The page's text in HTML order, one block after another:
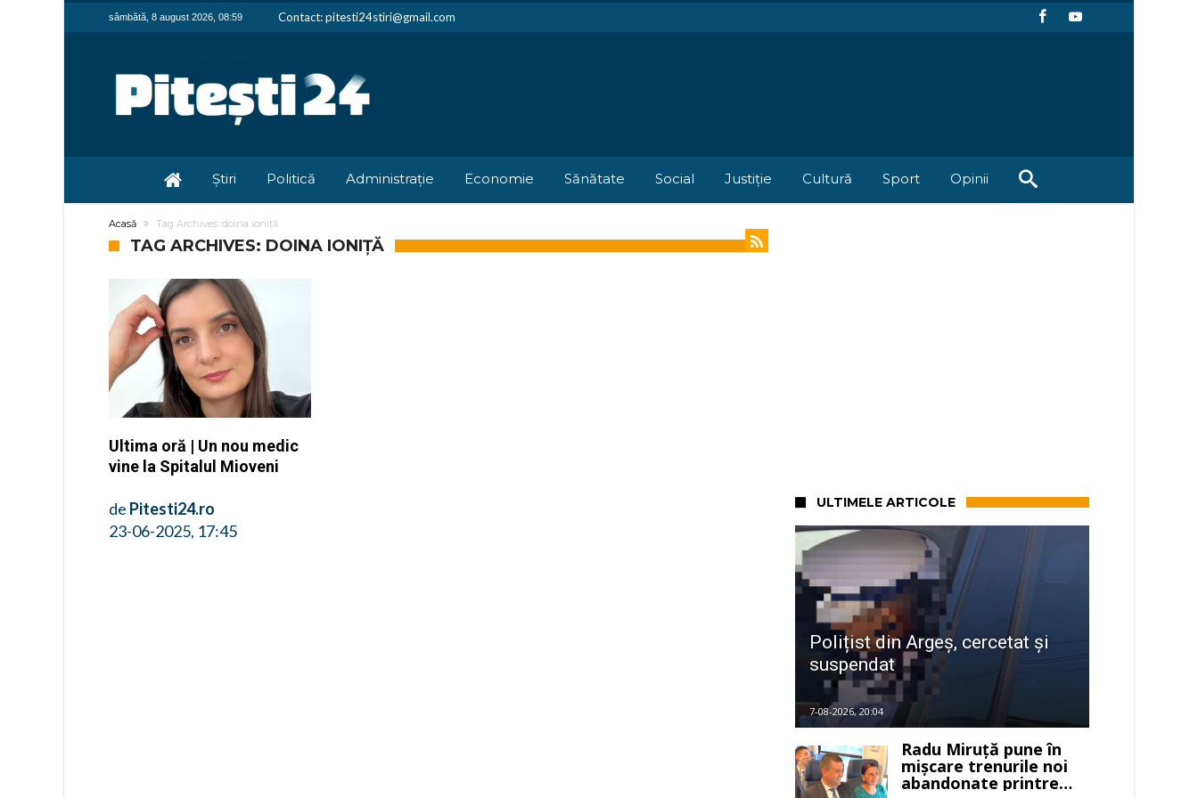
sâmbătă, 8 august 2026, 08:59 Contact: pitesti24stiri@gmail.com
Știri Politică Administrație Economie Sănătate Social Justiție Cultură Sport Opinii
Acasă Tag Archives: doina ioniță
TAG ARCHIVES: DOINA IONIȚĂ
Ultima oră | Un nou medic
vine la Spitalul Mioveni
de Pitesti24.ro
23-06-2025, 17:45
ULTIMELE ARTICOLE
Polițist din Argeș, cercetat și
suspendat
7-08-2026, 20:04
Radu Miruță pune în
mișcare trenurile noi
abandonate printre